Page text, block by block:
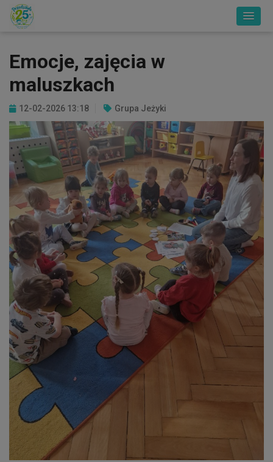
Emocje, zajęcia w
maluszkach
12-02-2026 13:18 Grupa Jeżyki